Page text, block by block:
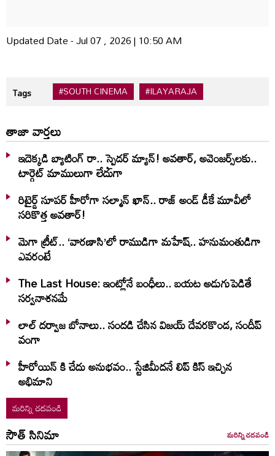
Updated Date - Jul 07 , 2026 | 10:50 AM
Tags #SOUTH CINEMA #ILAYARAJA
తాజా వార్తలు
ఇదెక్క‌డి బ్యాటింగ్ రా.. స్పైడ‌ర్ మ్యాన్‌! అవ‌తార్‌, అవెంజ‌ర్స్‌ల‌కు..
టార్గెట్ మాములుగా లేదుగా
రిటైర్డ్ సూపర్ హీరోగా సల్మాన్ ఖాన్.. రాజ్ అండ్ డీకే మూవీలో
సరికొత్త అవతార్!
మెగా ట్రీట్.. ‘వారణాసి’లో రాముడిగా మహేష్.. హనుమంతుడిగా
ఎవరంటే
The Last House: ఇంట్లోనే బంధీలు.. బయట అడుగుపెడితే
సర్వనాశనమే
లాల్ ద‌ర్వాజ‌ బోనాలు.. సంద‌డి చేసిన విజ‌య్ దేవ‌ర‌కొండ‌, సందీప్
వంగా
హీరోయిన్ కి చేదు అనుభవం.. స్టేజిమీదనే లిప్ కిస్ ఇచ్చిన
అభిమాని
మరిన్ని చదవండి
సౌత్ సినిమా మరిన్ని చదవండి